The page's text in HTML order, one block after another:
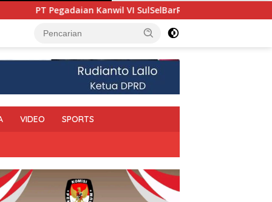
VI SulSelBarRa Maluku Luncurkan Program PANDE EMAS
VIDEO SPORTS